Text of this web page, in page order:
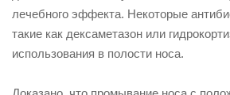
лечебного эффекта. Некоторые
такие как дексаметазон или
использования в полости носа.